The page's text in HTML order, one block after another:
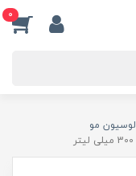
0
لوسیون مو